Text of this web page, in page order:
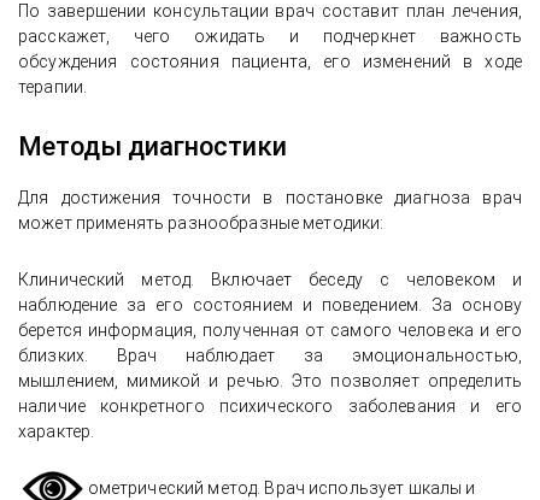
История восстановления после
зависимости в реабилитационном
центре и амбулаторной
психологической помощи для семьи
По завершении консультации врач составит план лечения,
расскажет, чего ожидать и подчеркнет важность
обсуждения состояния пациента, его изменений в ходе
терапии.
Методы диагностики
Для достижения точности в постановке диагноза врач
может применять разнообразные методики:
Клинический метод. Включает беседу с человеком и
наблюдение за его состоянием и поведением. За основу
берется информация, полученная от самого человека и его
близких. Врач наблюдает за эмоциональностью,
мышлением, мимикой и речью. Это позволяет определить
наличие конкретного психического заболевания и его
характер.
Психометрический метод. Врач использует шкалы и